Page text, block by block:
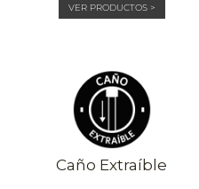
VER PRODUCTOS >
Caño Extraíble